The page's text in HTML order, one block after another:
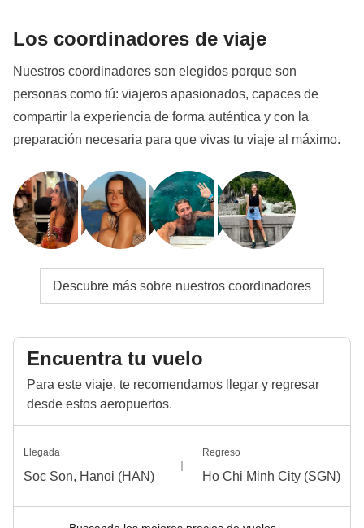
Info sobre habitaciones privadas
Los coordinadores de viaje
Nuestros coordinadores son elegidos porque son
personas como tú: viajeros apasionados, capaces de
compartir la experiencia de forma auténtica y con la
preparación necesaria para que vivas tu viaje al máximo.
Descubre más sobre nuestros coordinadores
Encuentra tu vuelo
Para este viaje, te recomendamos llegar y regresar
desde estos aeropuertos.
Llegada
Soc Son, Hanoi (HAN)
Regreso
Ho Chi Minh City (SGN)